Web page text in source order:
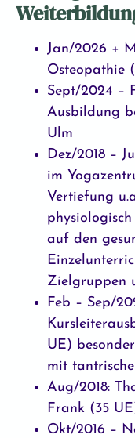
Jan/2026 +
Osteopathie
Sept/2024 –
Ausbildung
Ulm
Dez/2018 –
im
Vertiefung
auf den
Zielgruppen
Feb – Sep/
UE)
mit
Aug/2018:
Frank (35
Okt/2016 –